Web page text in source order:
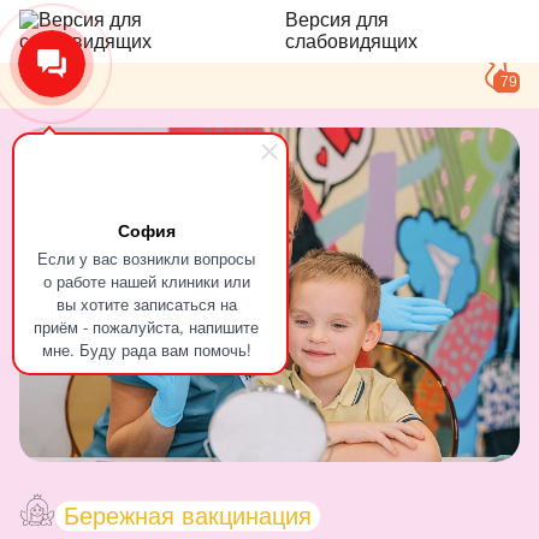
София
Если у вас возникли вопросы
о работе нашей клиники или
вы хотите записаться на
приём - пожалуйста, напишите
мне. Буду рада вам помочь!
Версия для
слабовидящих
79
Лечение во сне
Лечим зубки
Бережная вакцинация
Лечение во сне
Лечим зубки